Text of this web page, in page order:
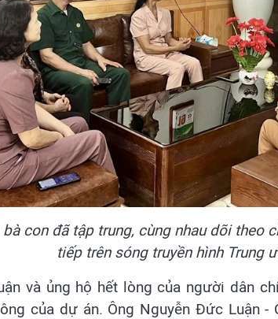
con đã tập trung, cùng nhau dõi theo
tiếp trên sóng truyền hình Trung
và ủng hộ hết lòng của người dân
của dự án. Ông Nguyễn Đức Luận -